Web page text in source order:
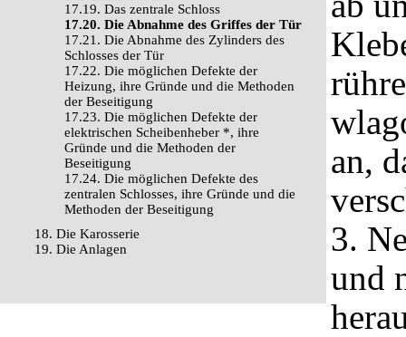
17.19. Das zentrale Schloss
17.20. Die Abnahme des Griffes der Tür
17.21. Die Abnahme des Zylinders des
Schlosses der Tür
17.22. Die möglichen Defekte der
Heizung, ihre Gründe und die Methoden
der Beseitigung
17.23. Die möglichen Defekte der
elektrischen Scheibenheber *, ihre
Gründe und die Methoden der
Beseitigung
17.24. Die möglichen Defekte des
zentralen Schlosses, ihre Gründe und die
Methoden der Beseitigung
18. Die Karosserie
19. Die Anlagen
an,
3.
und